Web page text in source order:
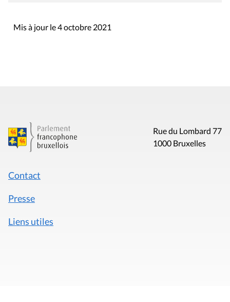
Mis à jour le 4 octobre 2021
Rue du Lombard 77
1000 Bruxelles
Contact
Presse
Liens utiles